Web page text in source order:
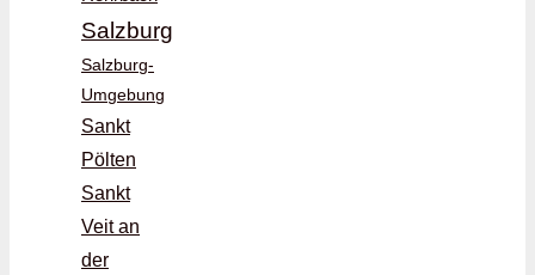
Salzburg
Salzburg-
Umgebung
Sankt
Pölten
Sankt
Veit an
der